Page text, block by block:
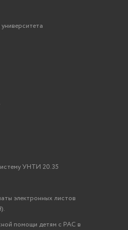
УНТИ 20.35
электронных листов
помощи детям с РАС в